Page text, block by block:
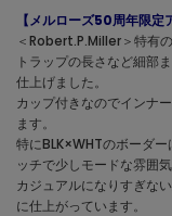
【メルローズ50周年限定
＜Robert.P.Miller＞特有
トラップの長さなど細部
仕上げました。
カップ付きなのでインナ
ます。
特にBLK×WHTのボーダ
ッチで少しモードな雰囲気
カジュアルになりすぎな
に仕上がっています。